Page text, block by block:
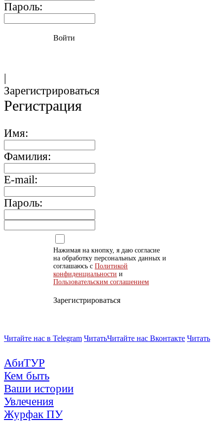
Пароль:
Войти
|
Зарегистрироваться
Регистрация
Имя:
Фамилия:
E-mail:
Пароль:
Нажимая на кнопку, я даю согласие
на обработку персональных данных и
соглашаюсь с Политикой
конфиденциальности и
Пользовательским соглашением
Зарегистрироваться
Читайте нас в Telegram ЧитатьЧитайте нас Вконтакте Читать
АбиТУР
Кем быть
Ваши истории
Увлечения
Журфак ПУ